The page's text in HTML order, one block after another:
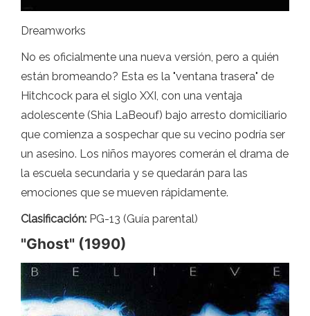
Dreamworks
No es oficialmente una nueva versión, pero a quién
están bromeando? Esta es la "ventana trasera" de
Hitchcock para el siglo XXI, con una ventaja
adolescente (Shia LaBeouf) bajo arresto domiciliario
que comienza a sospechar que su vecino podría ser
un asesino. Los niños mayores comerán el drama de
la escuela secundaria y se quedarán para las
emociones que se mueven rápidamente.
Clasificación: PG-13 (Guía parental)
"Ghost" (1990)